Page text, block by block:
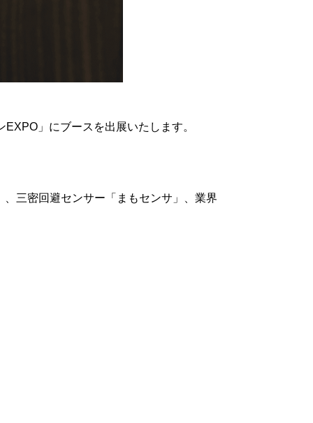
」にブースを出展いたします。
三密回避センサー「まもセンサ」、業界